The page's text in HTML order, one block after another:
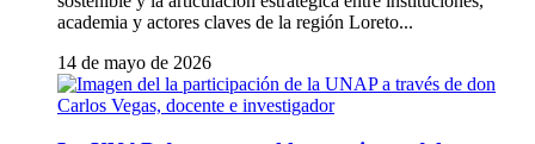
academia y actores claves de la región Loreto...
14 de mayo de 2026